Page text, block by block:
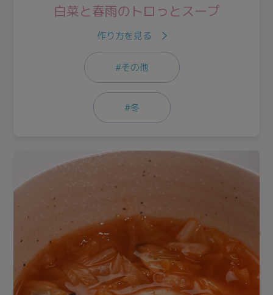
白菜と春雨のトロっとスープ
作り方を見る
#その他
#冬